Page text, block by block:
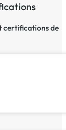
certifications de